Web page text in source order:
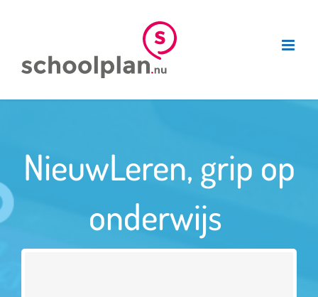
NieuwLeren, grip op
onderwijs